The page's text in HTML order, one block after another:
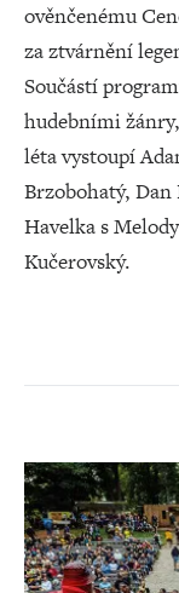
ověnčenému
za ztvárnění
Součástí
hudebními
léta vystoupí
Brzobohatý,
Havelka s
Kučerovský.